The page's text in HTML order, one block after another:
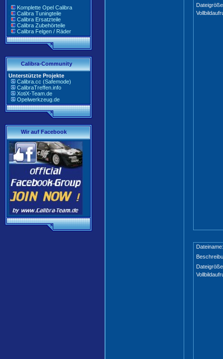
Komplette Opel Calibra
Calibra Tuningteile
Calibra Ersatzteile
Calibra Zubehörteile
Calibra Felgen / Räder
Calibra-Community
Unterstützte Projekte
Calibra.cc (Safemode)
CalibraTreffen.info
XotiX-Team.de
Opelwerkzeug.de
Wir auf Facebook
Dateiname: